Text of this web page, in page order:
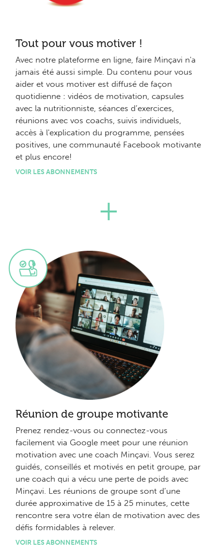
Tout pour vous motiver !
Avec notre plateforme en ligne, faire Minçavi n'a
jamais été aussi simple. Du contenu pour vous
aider et vous motiver est diffusé de façon
quotidienne : vidéos de motivation, capsules
avec la nutritionniste, séances d’exercices,
réunions avec vos coachs, suivis individuels,
accès à l'explication du programme, pensées
positives, une communauté Facebook motivante
et plus encore!
VOIR LES ABONNEMENTS
Réunion de groupe motivante
Prenez rendez-vous ou connectez-vous
facilement via Google meet pour une réunion
motivation avec une coach Minçavi. Vous serez
guidés, conseillés et motivés en petit groupe, par
une coach qui a vécu une perte de poids avec
Minçavi. Les réunions de groupe sont d’une
durée approximative de 15 à 25 minutes, cette
rencontre sera votre élan de motivation avec des
défis formidables à relever.
VOIR LES ABONNEMENTS